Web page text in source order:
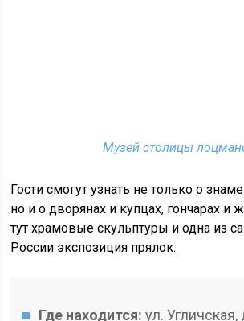
Музей столицы
Гости смогут узнать не только о
но и о дворянах и купцах, гончарах и
тут храмовые скульптуры и одна из
России экспозиция прялок.
Где находится: ул. Угличская,